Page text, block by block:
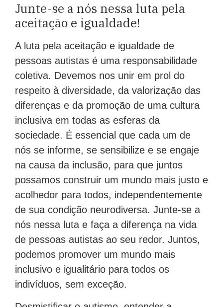
Junte-se a nós nessa luta pela
aceitação e igualdade!
A luta pela aceitação e igualdade de
pessoas autistas é uma responsabilidade
coletiva. Devemos nos unir em prol do
respeito à diversidade, da valorização das
diferenças e da promoção de uma cultura
inclusiva em todas as esferas da
sociedade. É essencial que cada um de
nós se informe, se sensibilize e se engaje
na causa da inclusão, para que juntos
possamos construir um mundo mais justo e
acolhedor para todos, independentemente
de sua condição neurodiversa. Junte-se a
nós nessa luta e faça a diferença na vida
de pessoas autistas ao seu redor. Juntos,
podemos promover um mundo mais
inclusivo e igualitário para todos os
indivíduos, sem exceção.
Desmistificar o autismo, entender a